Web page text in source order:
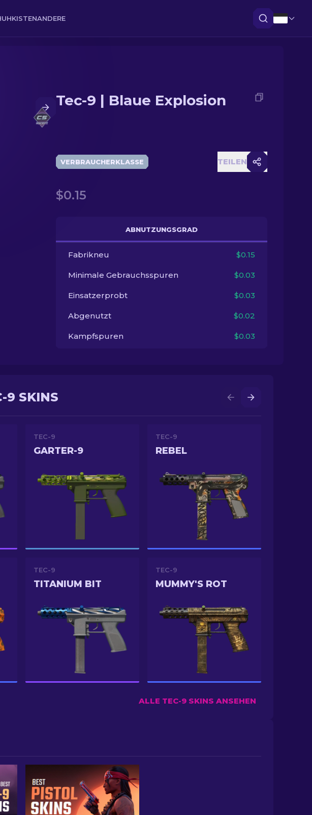
KISTENANDERE
Tec-9 | Blaue Explosion
VERBRAUCHERKLASSE TEILEN
$0.15
ABNUTZUNGSGRAD
Fabrikneu $0.15
Minimale Gebrauchsspuren $0.03
Einsatzerprobt $0.03
Abgenutzt $0.02
Kampfspuren $0.03
9 SKINS
TEC-9
GARTER-9
TEC-9
REBEL
TEC-9
TITANIUM BIT
TEC-9
MUMMY'S ROT
ALLE TEC-9 SKINS ANSEHEN